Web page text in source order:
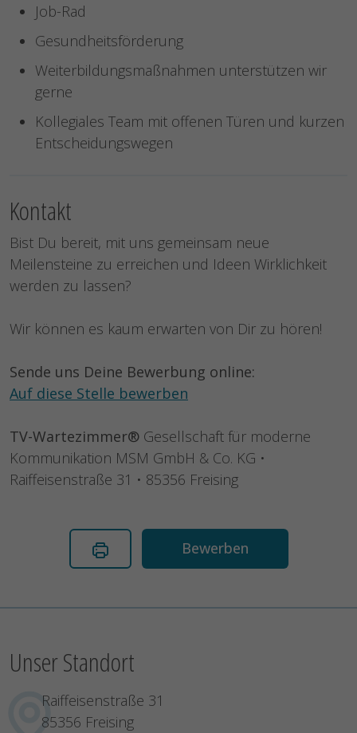
Job-Rad
Gesundheitsförderung
Weiterbildungsmaßnahmen unterstützen wir
gerne
Kollegiales Team mit offenen Türen und kurzen
Entscheidungswegen
Kontakt
Bist Du bereit, mit uns gemeinsam neue
Meilensteine zu erreichen und Ideen Wirklichkeit
werden zu lassen?
Wir können es kaum erwarten von Dir zu hören!
Sende uns Deine Bewerbung online:
Auf diese Stelle bewerben
TV-Wartezimmer® Gesellschaft für moderne
Kommunikation MSM GmbH & Co. KG •
Raiffeisenstraße 31 • 85356 Freising
Bewerben
Unser Standort
Raiffeisenstraße 31
85356 Freising